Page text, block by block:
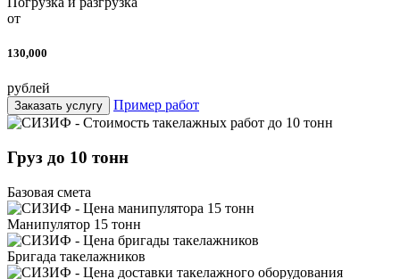
от
130,000
рублей
Заказать услугу Пример работ
Груз до 10 тонн
Базовая смета
Манипулятор 15 тонн
Бригада такелажников